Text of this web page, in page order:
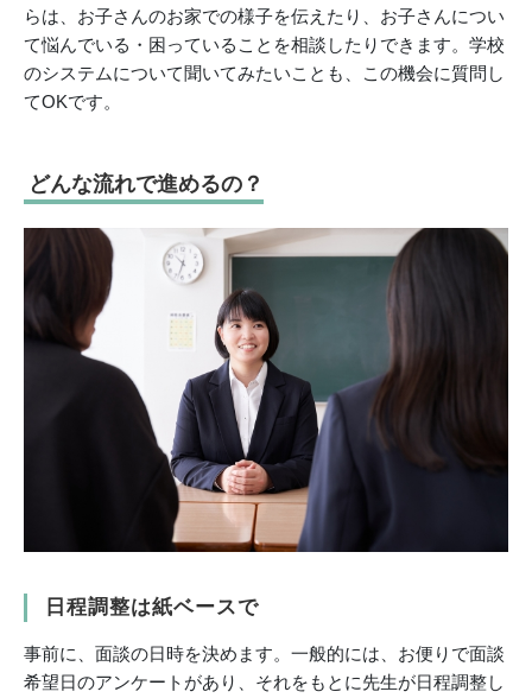
らは、お子さんのお家での様子を伝えたり、お子さんについ
て悩んでいる・困っていることを相談したりできます。学校
のシステムについて聞いてみたいことも、この機会に質問し
てOKです。
どんな流れで進めるの？
日程調整は紙ベースで
事前に、面談の日時を決めます。一般的には、お便りで面談
希望日のアンケートがあり、それをもとに先生が日程調整し